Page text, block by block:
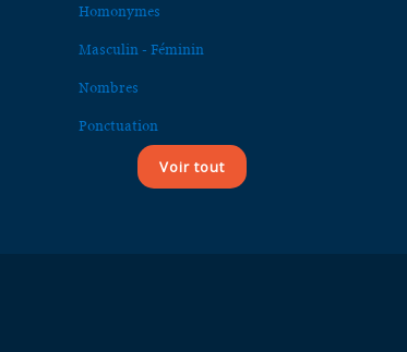
Homonymes
Masculin - Féminin
Nombres
Ponctuation
Voir tout